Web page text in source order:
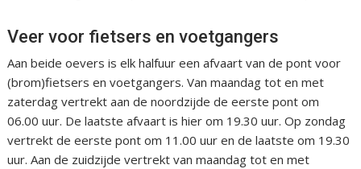
Veer voor fietsers en voetgangers
Aan beide oevers is elk halfuur een afvaart van de pont voor
(brom)fietsers en voetgangers. Van maandag tot en met
zaterdag vertrekt aan de noordzijde de eerste pont om
06.00 uur. De laatste afvaart is hier om 19.30 uur. Op zondag
vertrekt de eerste pont om 11.00 uur en de laatste om 19.30
uur. Aan de zuidzijde vertrekt van maandag tot en met